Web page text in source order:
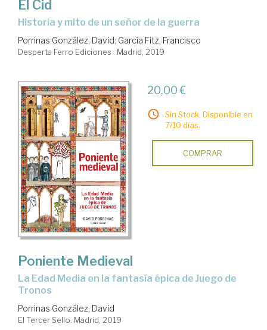
El Cid
Historia y mito de un señor de la guerra
Porrinas González, David; García Fitz, Francisco
Desperta Ferro Ediciones . Madrid, 2019
20,00 €
Sin Stock. Disponible en
7/10 días.
COMPRAR
Poniente Medieval
la Edad Media en la fantasía épica de Juego de
Tronos
Porrinas González, David
El Tercer Sello. Madrid, 2019